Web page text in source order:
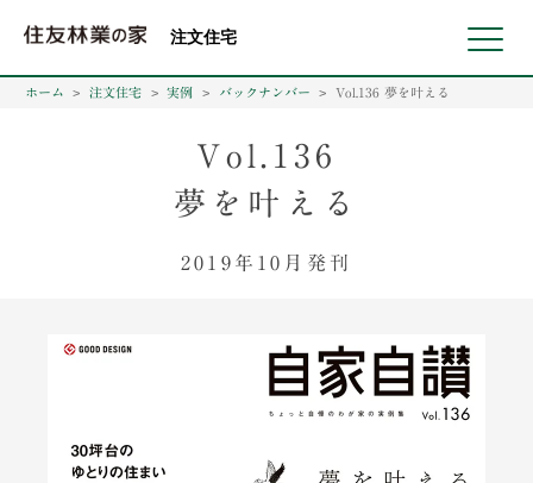
注文住宅
ホーム 注文住宅 実例 バックナンバー Vol.136 夢を叶える
Vol.136
夢を叶える
2019年10月発刊